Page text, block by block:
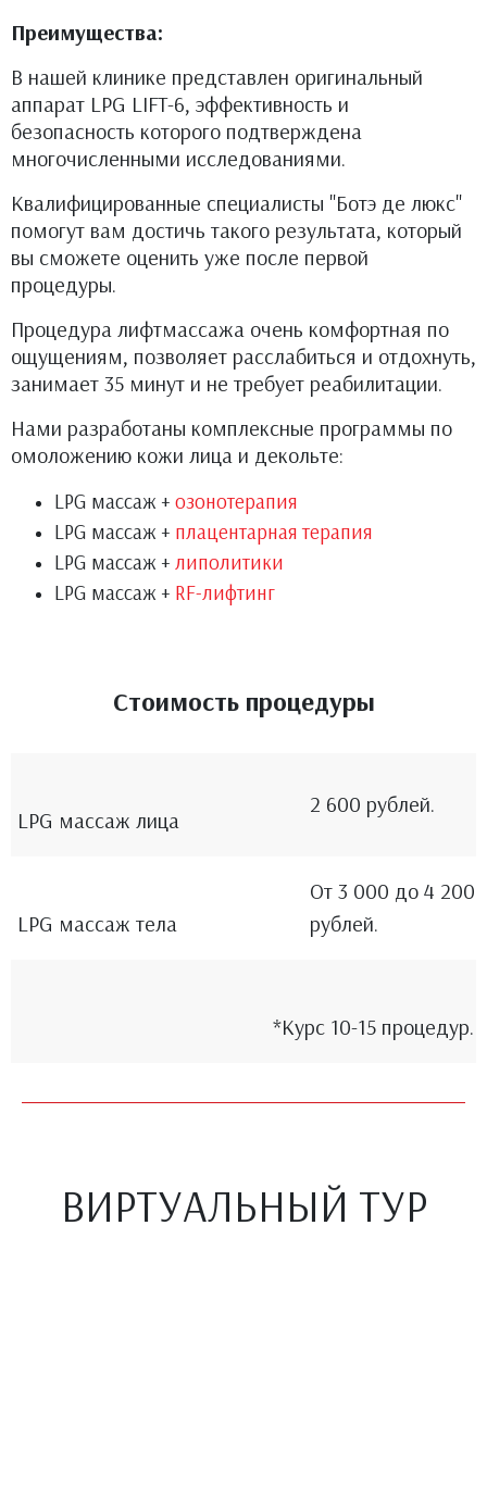
Преимущества:
В нашей клинике представлен оригинальный
аппарат LPG LIFT-6, эффективность и
безопасность которого подтверждена
многочисленными исследованиями.
Квалифицированные специалисты "Ботэ де люкс"
помогут вам достичь такого результата, который
вы сможете оценить уже после первой
процедуры.
Процедура лифтмассажа очень комфортная по
ощущениям, позволяет расслабиться и отдохнуть,
занимает 35 минут и не требует реабилитации.
Нами разработаны комплексные программы по
омоложению кожи лица и декольте:
LPG массаж + озонотерапия
LPG массаж + плацентарная терапия
LPG массаж + липолитики
LPG массаж + RF-лифтинг
Стоимость процедуры
LPG массаж лица
2 600 рублей.
LPG массаж тела
От 3 000 до 4 200
рублей.
*Курс 10-15 процедур.
ВИРТУАЛЬНЫЙ ТУР